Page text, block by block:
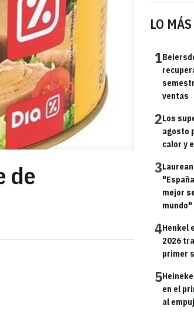
de
LO
1
ventas
2Los
agosto
calor y
3
mejor
mundo"
4Henkel
2026
primer
5
en el
al